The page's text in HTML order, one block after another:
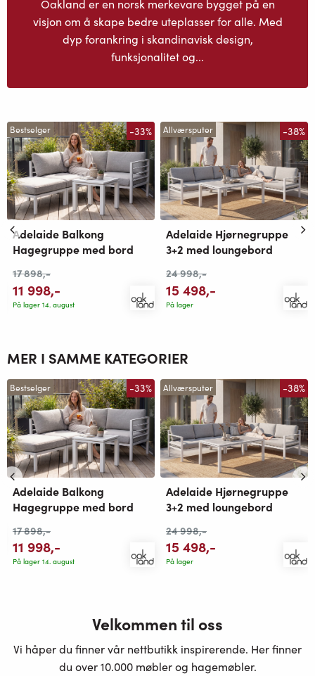
Oakland er en norsk merkevare bygget på en
visjon om å skape bedre uteplasser for alle. Med
dyp forankring i skandinavisk design,
funksjonalitet og...
Bestselger -33%
Adelaide Balkong
Hagegruppe med bord
17 898,-
11 998,-
På lager 14. august
Allværsputer -38%
Adelaide Hjørnegruppe
3+2 med loungebord
24 998,-
15 498,-
På lager
MER I SAMME KATEGORIER
Bestselger -33%
Adelaide Balkong
Hagegruppe med bord
17 898,-
11 998,-
På lager 14. august
Allværsputer -38%
Adelaide Hjørnegruppe
3+2 med loungebord
24 998,-
15 498,-
På lager
Velkommen til oss
Vi håper du finner vår nettbutikk inspirerende. Her finner
du over 10.000 møbler og hagemøbler.